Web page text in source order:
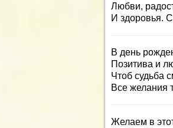
Любви,
И здоровья.
В день
Позитива и
Чтоб судьба
Все желания
Желаем в